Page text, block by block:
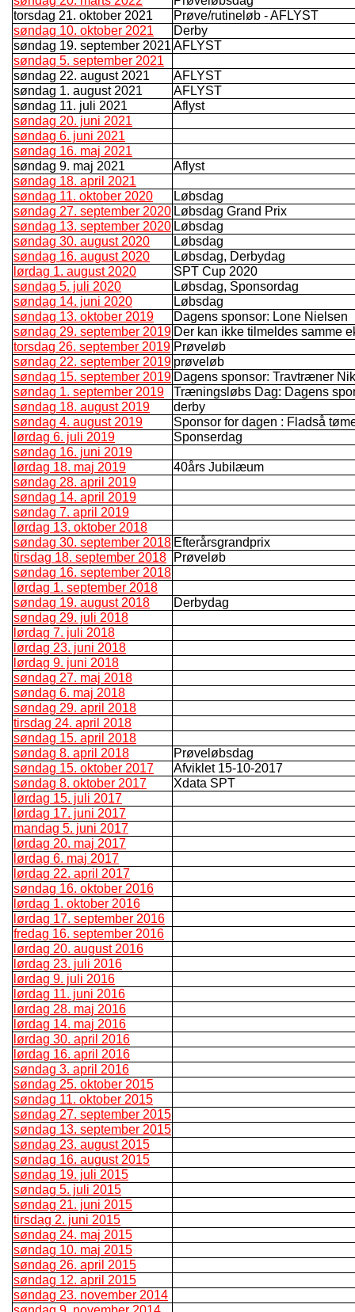
torsdag 21. oktober 2021
Prøve/rutineløb - AFLYST
søndag 10. oktober 2021
Derby
søndag 19. september 2021 AFLYST
søndag 5. september 2021
søndag 22. august 2021
AFLYST
søndag 1. august 2021
AFLYST
søndag 11. juli 2021
Aflyst
søndag 20. juni 2021
søndag 6. juni 2021
søndag 16. maj 2021
søndag 9. maj 2021
Aflyst
søndag 18. april 2021
søndag 11. oktober 2020
Løbsdag
søndag 27. september 2020 Løbsdag Grand Prix
søndag 13. september 2020 Løbsdag
søndag 30. august 2020
Løbsdag
søndag 16. august 2020
Løbsdag, Derbydag
lørdag 1. august 2020
SPT Cup 2020
søndag 5. juli 2020
Løbsdag, Sponsordag
søndag 14. juni 2020
Løbsdag
søndag 13. oktober 2019
Dagens sponsor: Lone Nielsen
søndag 29. september 2019 Der kan ikke tilmeldes samme
torsdag 26. september 2019 Prøveløb
søndag 22. september 2019 prøveløb
søndag 15. september 2019 Dagens sponsor: Travtræner
søndag 1. september 2019
Træningsløbs Dag: Dagens
søndag 18. august 2019
derby
søndag 4. august 2019
Sponsor for dagen : Fladså
lørdag 6. juli 2019
Sponserdag
søndag 16. juni 2019
lørdag 18. maj 2019
40års Jubilæum
søndag 28. april 2019
søndag 14. april 2019
søndag 7. april 2019
lørdag 13. oktober 2018
søndag 30. september 2018 Efterårsgrandprix
tirsdag 18. september 2018
Prøveløb
søndag 16. september 2018
lørdag 1. september 2018
søndag 19. august 2018
Derbydag
søndag 29. juli 2018
lørdag 7. juli 2018
lørdag 23. juni 2018
lørdag 9. juni 2018
søndag 27. maj 2018
søndag 6. maj 2018
søndag 29. april 2018
tirsdag 24. april 2018
søndag 15. april 2018
søndag 8. april 2018
Prøveløbsdag
søndag 15. oktober 2017
Afviklet 15-10-2017
søndag 8. oktober 2017
Xdata SPT
lørdag 15. juli 2017
lørdag 17. juni 2017
mandag 5. juni 2017
lørdag 20. maj 2017
lørdag 6. maj 2017
lørdag 22. april 2017
søndag 16. oktober 2016
lørdag 1. oktober 2016
lørdag 17. september 2016
fredag 16. september 2016
lørdag 20. august 2016
lørdag 23. juli 2016
lørdag 9. juli 2016
lørdag 11. juni 2016
lørdag 28. maj 2016
lørdag 14. maj 2016
lørdag 30. april 2016
lørdag 16. april 2016
søndag 3. april 2016
søndag 25. oktober 2015
søndag 11. oktober 2015
søndag 27. september 2015
søndag 13. september 2015
søndag 23. august 2015
søndag 16. august 2015
søndag 19. juli 2015
søndag 5. juli 2015
søndag 21. juni 2015
tirsdag 2. juni 2015
søndag 24. maj 2015
søndag 10. maj 2015
søndag 26. april 2015
søndag 12. april 2015
søndag 23. november 2014